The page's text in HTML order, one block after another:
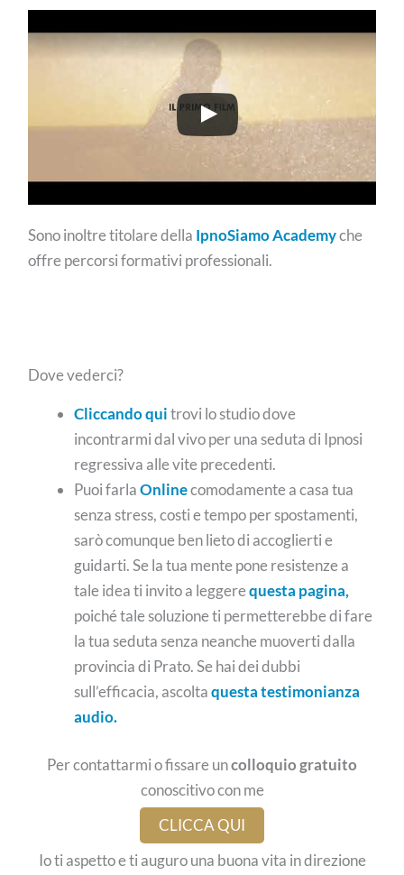
Sono inoltre titolare della IpnoSiamo Academyche
offre percorsi formativi professionali.
Dove vederci?
Cliccando quitrovi lo studio dove
incontrarmi dal vivo per una seduta di Ipnosi
regressiva alle vite precedenti.
Puoi farlaOnlinecomodamente a casa tua
senza stress, costi e tempo per spostamenti,
sarò comunque ben lieto di accoglierti e
guidarti. Se la tua mente pone resistenze a
tale idea ti invito a leggerequesta pagina,
poiché tale soluzione ti permetterebbe di fare
la tua seduta senza neanche muoverti dalla
provincia di Prato. Se hai dei dubbi
sull’efficacia, ascoltaquesta testimonianza
audio.
Per contattarmi o fissare uncolloquio gratuito
conoscitivo con me
CLICCA QUI
Io ti aspetto e ti auguro una buona vita in direzione